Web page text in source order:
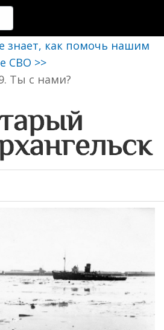
знает, как помочь нашим
СВО >>
Ты с нами?